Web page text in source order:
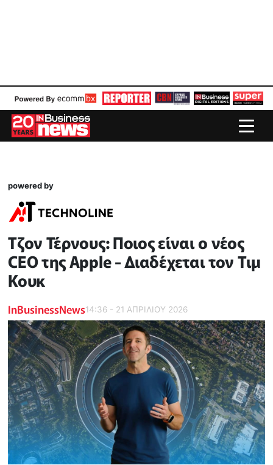
powered by
Τζον Τέρνους: Ποιος είναι o νέος
CEO της Apple - Διαδέχεται τον Τιμ
Κουκ
InBusinessNews14:36 - 21 ΑΠΡΙΛΙΟΥ 2026